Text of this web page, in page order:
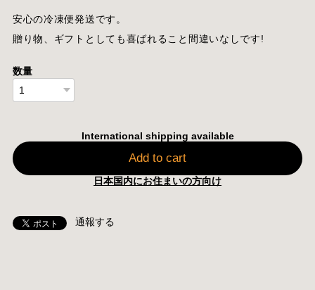
安心の冷凍便発送です。
贈り物、ギフトとしても喜ばれること間違いなしです!
数量
International shipping available
Add to cart
日本国内にお住まいの方向け
通報する